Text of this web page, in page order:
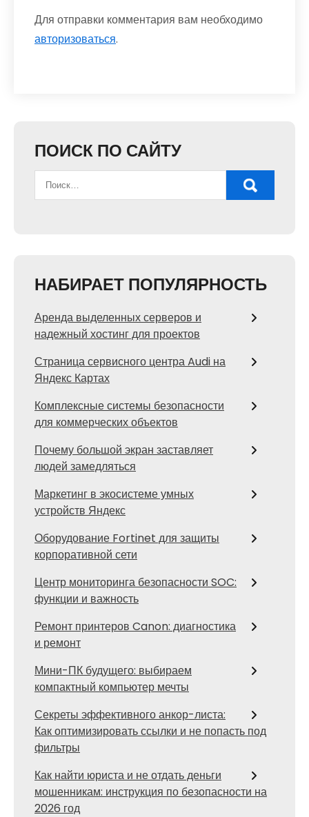
Для отправки комментария вам необходимо
авторизоваться.
ПОИСК ПО САЙТУ
НАБИРАЕТ ПОПУЛЯРНОСТЬ
Аренда выделенных серверов и
надежный хостинг для проектов
Страница сервисного центра Audi на
Яндекс Картах
Комплексные системы безопасности
для коммерческих объектов
Почему большой экран заставляет
людей замедляться
Маркетинг в экосистеме умных
устройств Яндекс
Оборудование Fortinet для защиты
корпоративной сети
Центр мониторинга безопасности SOC:
функции и важность
Ремонт принтеров Canon: диагностика
и ремонт
Мини-ПК будущего: выбираем
компактный компьютер мечты
Секреты эффективного анкор-листа:
Как оптимизировать ссылки и не попасть под
фильтры
Как найти юриста и не отдать деньги
мошенникам: инструкция по безопасности на
2026 год